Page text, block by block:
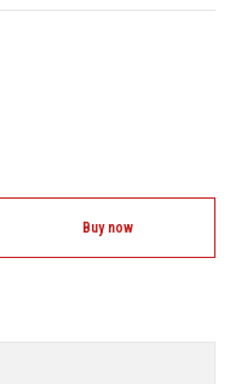
Buy now